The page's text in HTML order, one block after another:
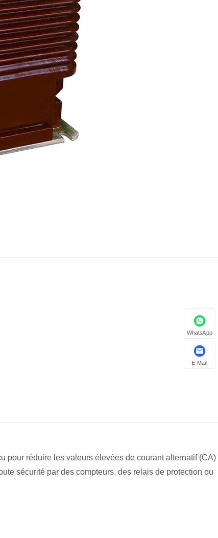
pour réduire les valeurs élevées de courant alternatif (CA)
sécurité par des compteurs, des relais de protection ou
WhatsApp
E-Mail